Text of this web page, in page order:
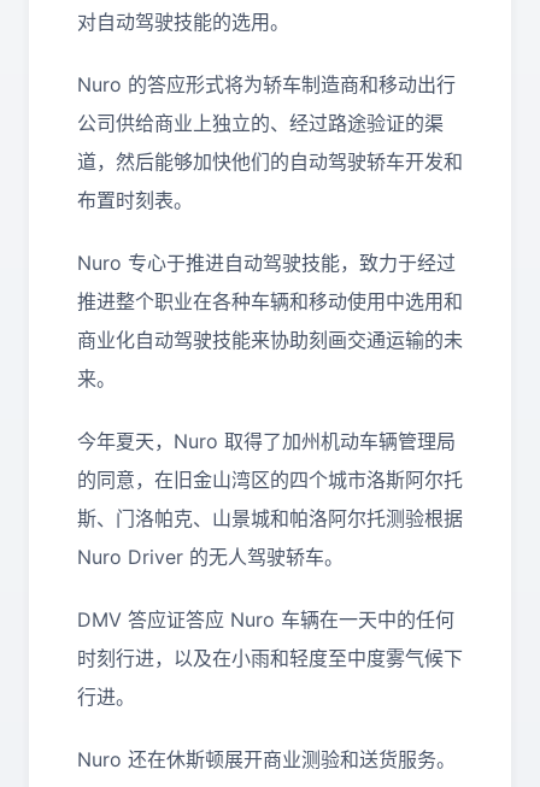
对自动驾驶技能的选用。
Nuro 的答应形式将为轿车制造商和移动出行
公司供给商业上独立的、经过路途验证的渠
道，然后能够加快他们的自动驾驶轿车开发和
布置时刻表。
Nuro 专心于推进自动驾驶技能，致力于经过
推进整个职业在各种车辆和移动使用中选用和
商业化自动驾驶技能来协助刻画交通运输的未
来。
今年夏天，Nuro 取得了加州机动车辆管理局
的同意，在旧金山湾区的四个城市洛斯阿尔托
斯、门洛帕克、山景城和帕洛阿尔托测验根据
Nuro Driver 的无人驾驶轿车。
DMV 答应证答应 Nuro 车辆在一天中的任何
时刻行进，以及在小雨和轻度至中度雾气候下
行进。
Nuro 还在休斯顿展开商业测验和送货服务。